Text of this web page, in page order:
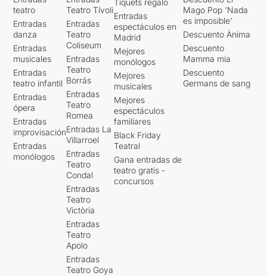
teatro
Entradas
danza
Entradas
musicales
Entradas
teatro infantil
Entradas
ópera
Entradas
improvisación
Entradas
monólogos
Teatro Tívoli
Entradas
Teatro
Coliseum
Entradas
Teatro
Borrás
Entradas
Teatro
Romea
Entradas La
Villarroel
Entradas
Teatro
Condal
Entradas
Teatro
Victòria
Entradas
Teatro
Apolo
Entradas
Teatro Goya
Tiquets regalo
Entradas
espectáculos en
Madrid
Mejores
monólogos
Mejores
musicales
Mejores
espectáculos
familiares
Black Friday
Teatral
Gana entradas de
teatro gratis -
concursos
Mago Pop 'Nada
es imposible'
Descuento Ànima
Descuento
Mamma mia
Descuento
Germans de sang